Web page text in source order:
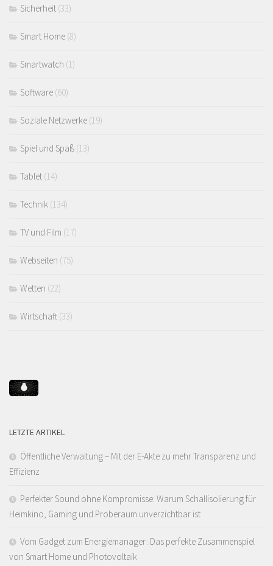
Sicherheit (33)
Smart Home (8)
Smartwatch (1)
Software (60)
Soziale Netzwerke (19)
Spiel und Spaß (13)
Tablet (14)
Technik (134)
TV und Film (17)
Webseiten (75)
Wetten (22)
Wirtschaft (33)
LETZTE ARTIKEL
Öffentliche Verwaltung – Mit der E-Akte zu mehr Transparenz und
Effizienz
Perfekter Sound ohne Kompromisse: Warum Schallisolierung für
Heimkino, Gaming und Proberaum unverzichtbar ist
Vom Gadget zum Energiemanager: Das perfekte Zusammenspiel
von Smart Home und Photovoltaik